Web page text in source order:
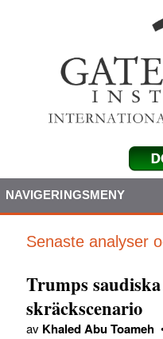
NAVIGERINGSMENY
Senaste analyser
Trumps
skräckscenario
av Khaled Abu Toameh